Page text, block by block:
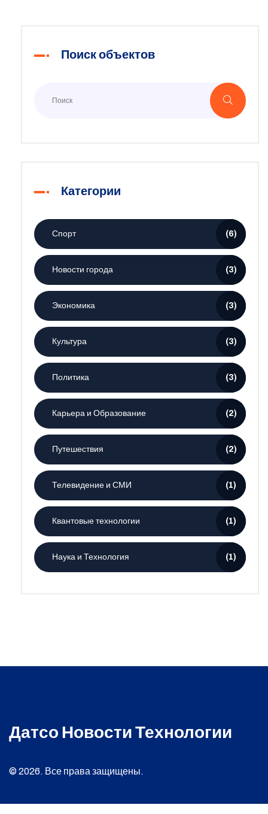
Поиск объектов
Категории
Спорт (6)
Новости города (3)
Экономика (3)
Культура (3)
Политика (3)
Карьера и Образование (2)
Путешествия (2)
Телевидение и СМИ (1)
Квантовые технологии (1)
Наука и Технология (1)
Датсо Новости Технологии
© 2026. Все права защищены.